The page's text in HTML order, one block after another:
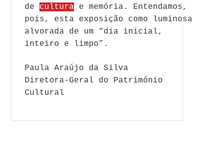
de cultura e memória. Entendamos,
pois, esta exposição como luminosa
alvorada de um “dia inicial,
inteiro e limpo”.
Paula Araújo da Silva
Diretora-Geral do Património
Cultural